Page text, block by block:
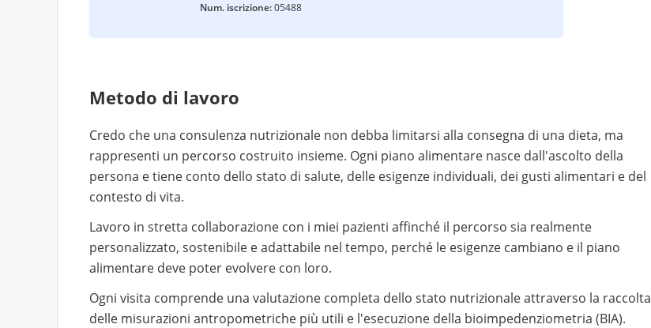
Num. iscrizione:05488
Metodo di lavoro
Credo che una consulenza nutrizionale non debba limitarsi alla consegna di una dieta, ma
rappresenti un percorso costruito insieme. Ogni piano alimentare nasce dall'ascolto della
persona e tiene conto dello stato di salute, delle esigenze individuali, dei gusti alimentari e del
contesto di vita.
Lavoro in stretta collaborazione con i miei pazienti affinché il percorso sia realmente
personalizzato, sostenibile e adattabile nel tempo, perché le esigenze cambiano e il piano
alimentare deve poter evolvere con loro.
Ogni visita comprende una valutazione completa dello stato nutrizionale attraverso la raccolta
delle misurazioni antropometriche più utili e l'esecuzione della bioimpedenziometria (BIA).